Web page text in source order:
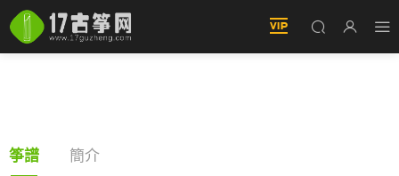
筝譜 簡介